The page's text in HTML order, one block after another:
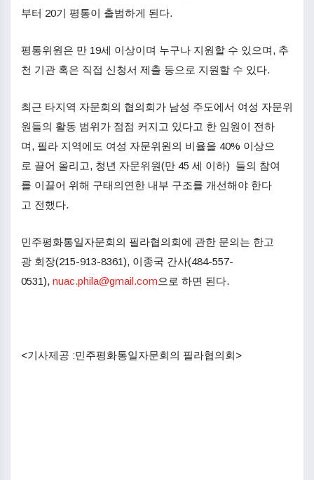
부터 20기 평통이 출범하게 된다.
평통위원은 만 19세 이상이며 누구나 지원할 수 있으며, 추
천 기관 혹은 직접 신청서 제출 등으로 지원할 수 있다.
최근 타지역 자문회의 협의회가 남성 주도에서 여성 자문위
원들의 활동 범위가 점점 커지고 있다고 한 임원이 전하
며, 필라 지역에도 여성 자문위원의 비율을 40% 이상으
로 끌어 올리고, 청년 자문위원(만 45 세 이하) 들의 참여
를 이끌어 위해 구태의연한 내부 구조를 개선해야 한다
고 전했다.
민주평화통일자문회의 필라협의회에 관한 문의는 한고
광 회장(215-913-8361), 이종국 간사(484-557-
0531), nuac.phila@gmail.com으로 하면 된다.
<기사제공 :민주평화통일자문회의 필라협의회>